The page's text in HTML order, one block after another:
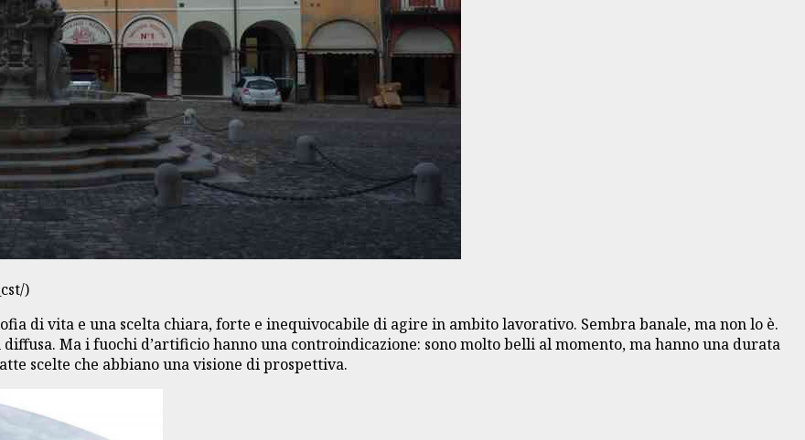
)
di vita e una scelta chiara, forte e inequivocabile di agire in ambito lavorativo. Sembra banale, ma non lo è.
Ma i fuochi d’artificio hanno una controindicazione: sono molto belli al momento, ma hanno una durata
scelte che abbiano una visione di prospettiva.